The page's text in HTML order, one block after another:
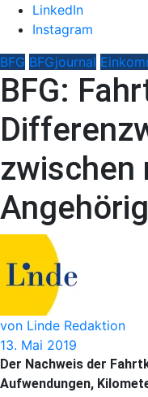
LinkedIn
Instagram
BFG BFGjournal
BFG:
zwischen
von Linde Redaktion
13. Mai 2019
Der Nachweis der
Aufwendungen,